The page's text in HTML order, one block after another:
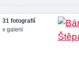
31 fotografií
v galerii